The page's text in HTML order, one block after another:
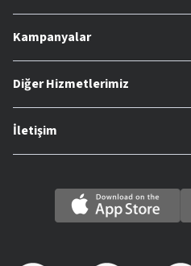
Kampanyalar
Diğer Hizmetlerimiz
İletişim